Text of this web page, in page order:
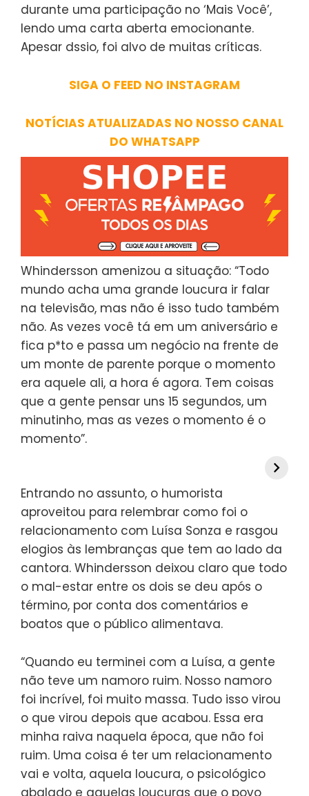
durante uma participação no ‘Mais Você’,
lendo uma carta aberta emocionante.
Apesar dssio, foi alvo de muitas críticas.
SIGA O FEED NO INSTAGRAM
NOTÍCIAS ATUALIZADAS NO NOSSO CANAL
DO WHATSAPP
Whindersson amenizou a situação: “Todo
mundo acha uma grande loucura ir falar
na televisão, mas não é isso tudo também
não. As vezes você tá em um aniversário e
fica p*to e passa um negócio na frente de
um monte de parente porque o momento
era aquele ali, a hora é agora. Tem coisas
que a gente pensar uns 15 segundos, um
minutinho, mas as vezes o momento é o
momento”.
Entrando no assunto, o humorista
aproveitou para relembrar como foi o
relacionamento com Luísa Sonza e rasgou
elogios às lembranças que tem ao lado da
cantora. Whindersson deixou claro que todo
o mal-estar entre os dois se deu após o
término, por conta dos comentários e
boatos que o público alimentava.
“Quando eu terminei com a Luísa, a gente
não teve um namoro ruim. Nosso namoro
foi incrível, foi muito massa. Tudo isso virou
o que virou depois que acabou. Essa era
minha raiva naquela época, que não foi
ruim. Uma coisa é ter um relacionamento
vai e volta, aquela loucura, o psicológico
abalado e aquelas loucuras que o povo